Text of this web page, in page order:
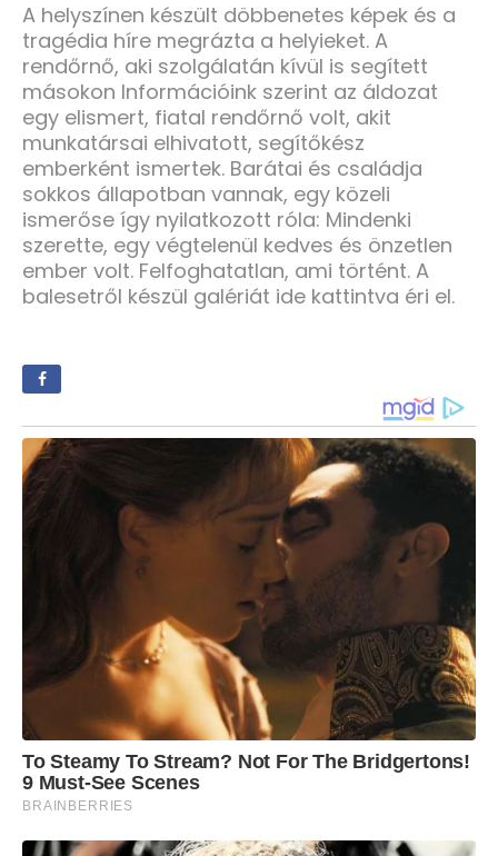
A helyszínen készült döbbenetes képek és a
tragédia híre megrázta a helyieket. A
rendőrnő, aki szolgálatán kívül is segített
másokon Információink szerint az áldozat
egy elismert, fiatal rendőrnő volt, akit
munkatársai elhivatott, segítőkész
emberként ismertek. Barátai és családja
sokkos állapotban vannak, egy közeli
ismerőse így nyilatkozott róla: Mindenki
szerette, egy végtelenül kedves és önzetlen
ember volt. Felfoghatatlan, ami történt. A
balesetről készül galériát ide kattintva éri el.